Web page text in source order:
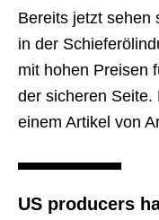
Bereits jetzt sehen
in der
mit hohen Preisen
der sicheren Seite.
einem Artikel von
US producers